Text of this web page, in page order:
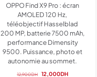
OPPO Find X9 Pro : écran
AMOLED 120 Hz,
téléobjectif Hasselblad
200 MP, batterie 7500 mAh,
performance Dimensity
9500. Puissance, photo et
autonomie au sommet.
12,900DH
Le
12,000DHLe